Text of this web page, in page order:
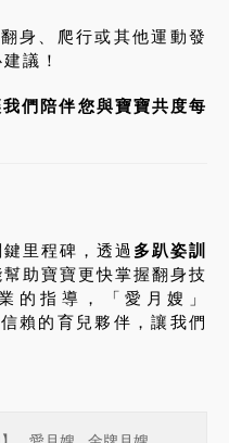
身、爬行或其他運動發
議！
我們陪伴您與寶寶共度每
里程碑，透過 多趴姿訓
幫助寶寶更快掌握翻身技
的指導，「愛月嫂」
賴的育兒夥伴，讓我們